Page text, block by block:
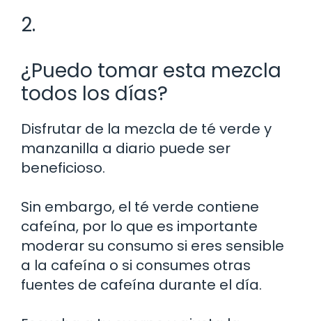
2.
¿Puedo tomar esta mezcla
todos los días?
Disfrutar de la mezcla de té verde y
manzanilla a diario puede ser
beneficioso.
Sin embargo, el té verde contiene
cafeína, por lo que es importante
moderar su consumo si eres sensible
a la cafeína o si consumes otras
fuentes de cafeína durante el día.